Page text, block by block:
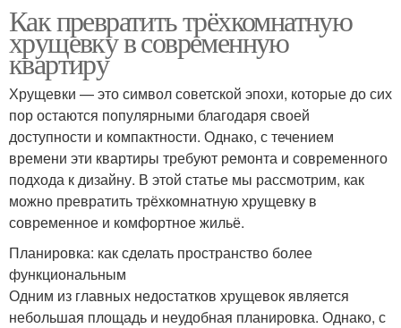
Как превратить трёхкомнатную
хрущевку в современную
квартиру
Хрущевки — это символ советской эпохи, которые до сих
пор остаются популярными благодаря своей
доступности и компактности. Однако, с течением
времени эти квартиры требуют ремонта и современного
подхода к дизайну. В этой статье мы рассмотрим, как
можно превратить трёхкомнатную хрущевку в
современное и комфортное жильё.
Планировка: как сделать пространство более
функциональным
Одним из главных недостатков хрущевок является
небольшая площадь и неудобная планировка. Однако, с